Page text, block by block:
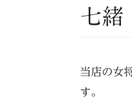
七
当店の女
す。